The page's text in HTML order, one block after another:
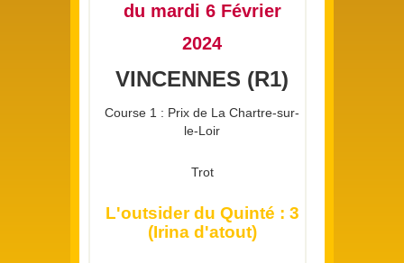
du mardi 6 Février
2024
VINCENNES (R1)
Course 1 : Prix de La Chartre-sur-
le-Loir
Trot
L'outsider du Quinté : 3
(Irina d'atout)